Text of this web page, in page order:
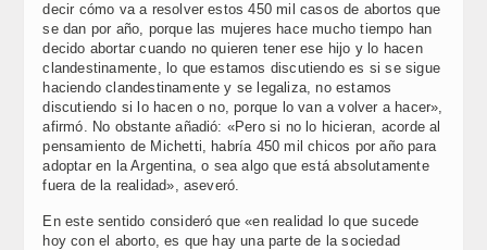
decir cómo va a resolver estos 450 mil casos de abortos que
se dan por año, porque las mujeres hace mucho tiempo han
decido abortar cuando no quieren tener ese hijo y lo hacen
clandestinamente, lo que estamos discutiendo es si se sigue
haciendo clandestinamente y se legaliza, no estamos
discutiendo si lo hacen o no, porque lo van a volver a hacer»,
afirmó. No obstante añadió: «Pero si no lo hicieran, acorde al
pensamiento de Michetti, habría 450 mil chicos por año para
adoptar en la Argentina, o sea algo que está absolutamente
fuera de la realidad», aseveró.
En este sentido consideró que «en realidad lo que sucede
hoy con el aborto, es que hay una parte de la sociedad